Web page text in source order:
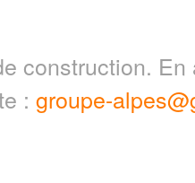
construction.
: groupe-